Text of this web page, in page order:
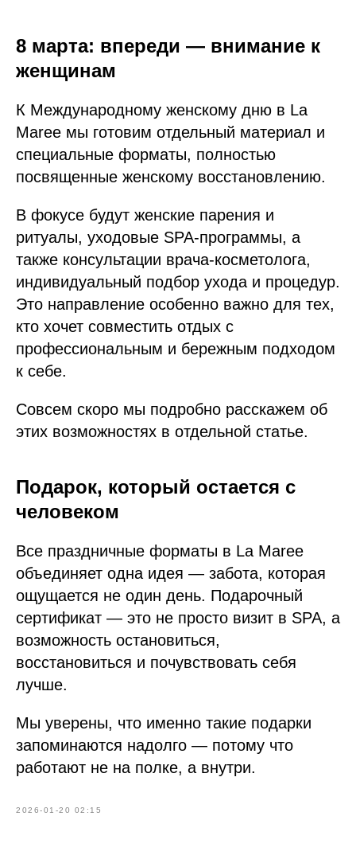
8 марта: впереди — внимание к
женщинам
К Международному женскому дню в La
Maree мы готовим отдельный материал и
специальные форматы, полностью
посвященные женскому восстановлению.
В фокусе будут женские парения и
ритуалы, уходовые SPA-программы, а
также консультации врача-косметолога,
индивидуальный подбор ухода и процедур.
Это направление особенно важно для тех,
кто хочет совместить отдых с
профессиональным и бережным подходом
к себе.
Совсем скоро мы подробно расскажем об
этих возможностях в отдельной статье.
Подарок, который остается с
человеком
Все праздничные форматы в La Maree
объединяет одна идея — забота, которая
ощущается не один день. Подарочный
сертификат — это не просто визит в SPA, а
возможность остановиться,
восстановиться и почувствовать себя
лучше.
Мы уверены, что именно такие подарки
запоминаются надолго — потому что
работают не на полке, а внутри.
2026-01-20 02:15